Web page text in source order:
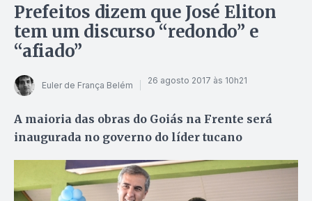
Prefeitos dizem que José Eliton
tem um discurso “redondo” e
“afiado”
Euler de França Belém 26 agosto 2017 às 10h21
A maioria das obras do Goiás na Frente será
inaugurada no governo do líder tucano